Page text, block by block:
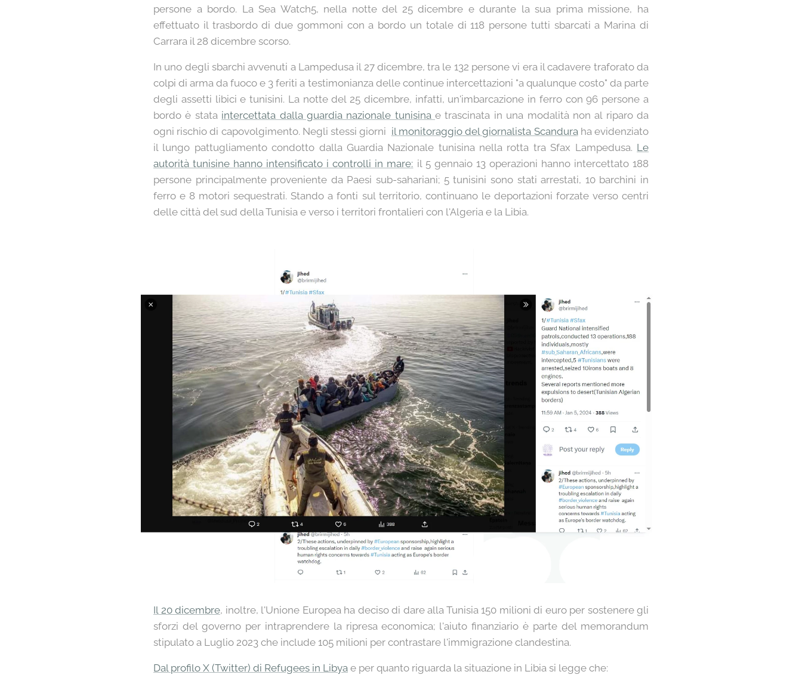
persone a bordo. La Sea Watch5, nella notte del 25 dicembre e durante la sua prima missione, ha
effettuato il trasbordo di due gommoni con a bordo un totale di 118 persone tutti sbarcati a Marina di
Carrara il 28 dicembre scorso.
In uno degli sbarchi avvenuti a Lampedusa il 27 dicembre, tra le 132 persone vi era il cadavere traforato da
colpi di arma da fuoco e 3 feriti a testimonianza delle continue intercettazioni "a qualunque costo" da parte
degli assetti libici e tunisini. La notte del 25 dicembre, infatti, un'imbarcazione in ferro con 96 persone a
bordo è stata intercettata dalla guardia nazionale tunisina e trascinata in una modalità non al riparo da
ogni rischio di capovolgimento. Negli stessi giorni il monitoraggio del giornalista Scanduraha evidenziato
il lungo pattugliamento condotto dalla Guardia Nazionale tunisina nella rotta tra Sfax Lampedusa. Le
autorità tunisine hanno intensificato i controlli in mare: il 5 gennaio 13 operazioni hanno intercettato 188
persone principalmente proveniente da Paesi sub-sahariani; 5 tunisini sono stati arrestati, 10 barchini in
ferro e 8 motori sequestrati. Stando a fonti sul territorio, continuano le deportazioni forzate verso centri
delle città del sud della Tunisia e verso i territori frontalieri con l'Algeria e la Libia.
Il 20 dicembre, inoltre, l'Unione Europea ha deciso di dare alla Tunisia 150 milioni di euro per sostenere gli
sforzi del governo per intraprendere la ripresa economica; l'aiuto finanziario è parte del memorandum
stipulato a Luglio 2023 che include 105 milioni per contrastare l'immigrazione clandestina.
Dal profilo X (Twitter) di Refugees in Libya e per quanto riguarda la situazione in Libia si legge che: